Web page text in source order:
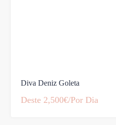
Diva Deniz Goleta
Deste 2,500€/Por Dia